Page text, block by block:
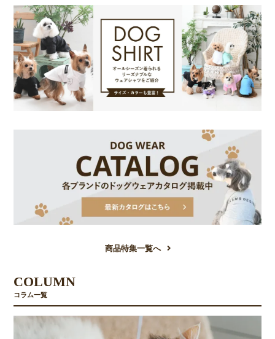
商品特集一覧へ
COLUMN
コラム一覧